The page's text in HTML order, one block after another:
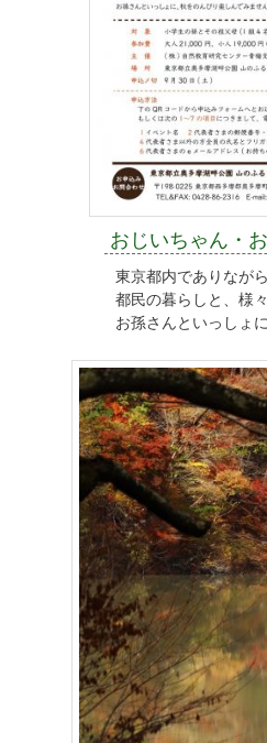
おじいちゃん・
東京都内でありなが
都民の暮らしと、様
お孫さんといっしょ